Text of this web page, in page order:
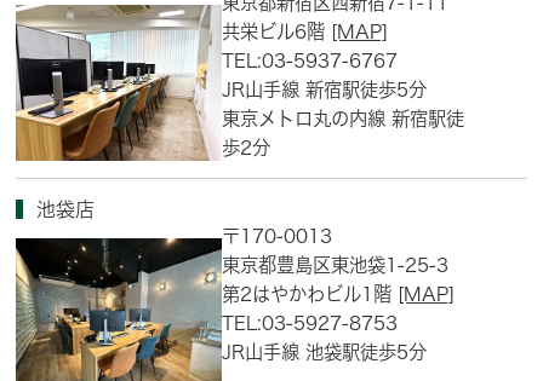
共栄ビル6階 [MAP]
TEL:03-5937-6767
JR山手線 新宿駅徒歩5分
東京メトロ丸の内線 新宿駅徒
歩2分
池袋店
〒170-0013
東京都豊島区東池袋1-25-3
第2はやかわビル1階 [MAP]
TEL:03-5927-8753
JR山手線 池袋駅徒歩5分